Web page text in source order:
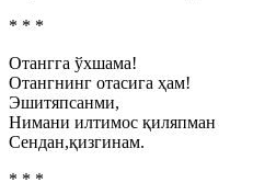
* * *
Отангга ўхшама!
Отангнинг отасига ҳам!
Эшитяпсанми,
Нимани илтимос қиляпман
Сендан,қизгинам.
* * *